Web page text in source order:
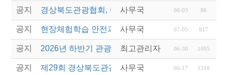
공지 경상북도관광협회, 중국 단동 해외여행상품 개발 팸
사무국 08-03 86
공지 현장체험학습 안전과정(신규/재강습) 안내
사무국 07-05 817
공지 2026년 하반기 관광진흥개발기금 융자 시행 안내
최고관리자 06-30 1005
공지 제29회 경상북도관광기념품공모전 개최
사무국 06-17 1318